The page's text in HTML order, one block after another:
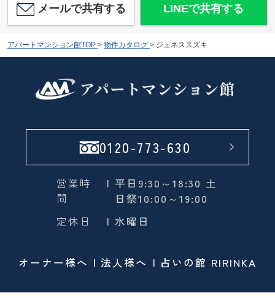
メールで共有する LINEで共有する
アパートマンション館TOP > 物件カタログ > ジュネススズキ
0120-773-630
営業時
間
| 平日9:30～18:30 土
日祭10:00～19:00
定休日
| 水曜日
オーナー様へ 法人様へ 占いの館 RIRINKA